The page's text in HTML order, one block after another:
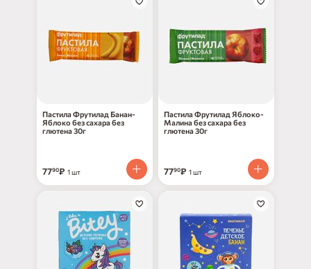
Пастила Фрутилад Банан-
Яблоко без сахара без
глютена 30г
7790₽ 1 шт
Пастила Фрутилад Яблоко-
Малина без сахара без
глютена 30г
7790₽ 1 шт